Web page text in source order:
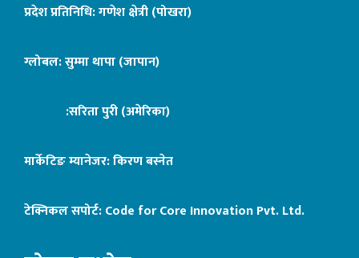
प्रदेश प्रतिनिधि: गणेश क्षेत्री (पोखरा)
ग्लोबल: सुम्मा थापा (जापान)
:सरिता पुरी (अमेरिका)
मार्केटिङ म्यानेजर: किरण बस्नेत
टेक्निकल सपोर्ट:Code for Core Innovation Pvt. Ltd.